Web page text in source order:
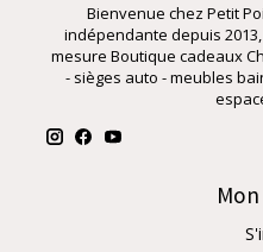
Bienvenue chez Petit
indépendante depuis
mesure Boutique cadeaux
- sièges auto - meubles